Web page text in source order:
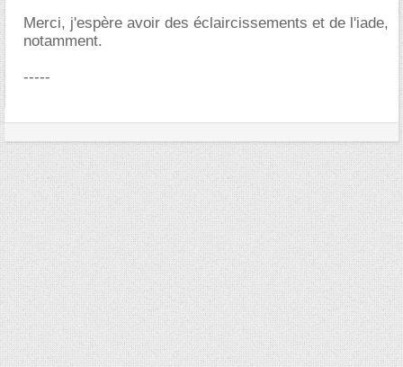
Merci, j'espère avoir des éclaircissements et de l'iade,
notamment.
-----